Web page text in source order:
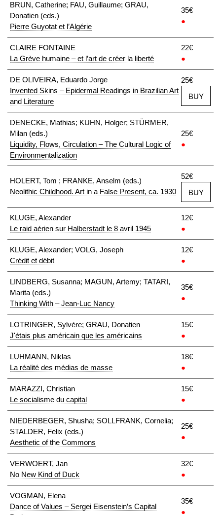
BRUN, Catherine; FAU, Guillaume; GRAU,
Donatien (eds.)
Pierre Guyotat et l’Algérie
35€
●
CLAIRE FONTAINE
La Grève humaine – et l’art de créer la liberté
22€
●
DE OLIVEIRA, Eduardo Jorge
Invented Skins – Epidermal Readings in Brazilian Art
and Literature
25€
BUY
DENECKE, Mathias; KUHN, Holger; STÜRMER,
Milan (eds.)
Liquidity, Flows, Circulation – The Cultural Logic of
Environmentalization
25€
●
HOLERT, Tom ; FRANKE, Anselm (eds.)
Neolithic Childhood. Art in a False Present, ca. 1930
52€
BUY
KLUGE, Alexander
Le raid aérien sur Halberstadt le 8 avril 1945
12€
●
KLUGE, Alexander; VOLG, Joseph
Crédit et débit
12€
●
LINDBERG, Susanna; MAGUN, Artemy; TATARI,
Marita (eds.)
Thinking With – Jean-Luc Nancy
35€
●
LOTRINGER, Sylvère; GRAU, Donatien
J'étais plus américain que les américains
15€
●
LUHMANN, Niklas
La réalité des médias de masse
18€
●
MARAZZI, Christian
Le socialisme du capital
15€
●
NIEDERBEGER, Shusha; SOLLFRANK, Cornelia;
STALDER, Felix (eds.)
Aesthetic of the Commons
25€
●
VERWOERT, Jan
No New Kind of Duck
32€
●
VOGMAN, Elena
Dance of Values – Sergei Eisenstein’s Capital
35€
●